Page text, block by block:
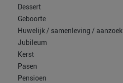
Dessert
Geboorte
Huwelijk / samenleving / aanzoek
Jubileum
Kerst
Pasen
Pensioen